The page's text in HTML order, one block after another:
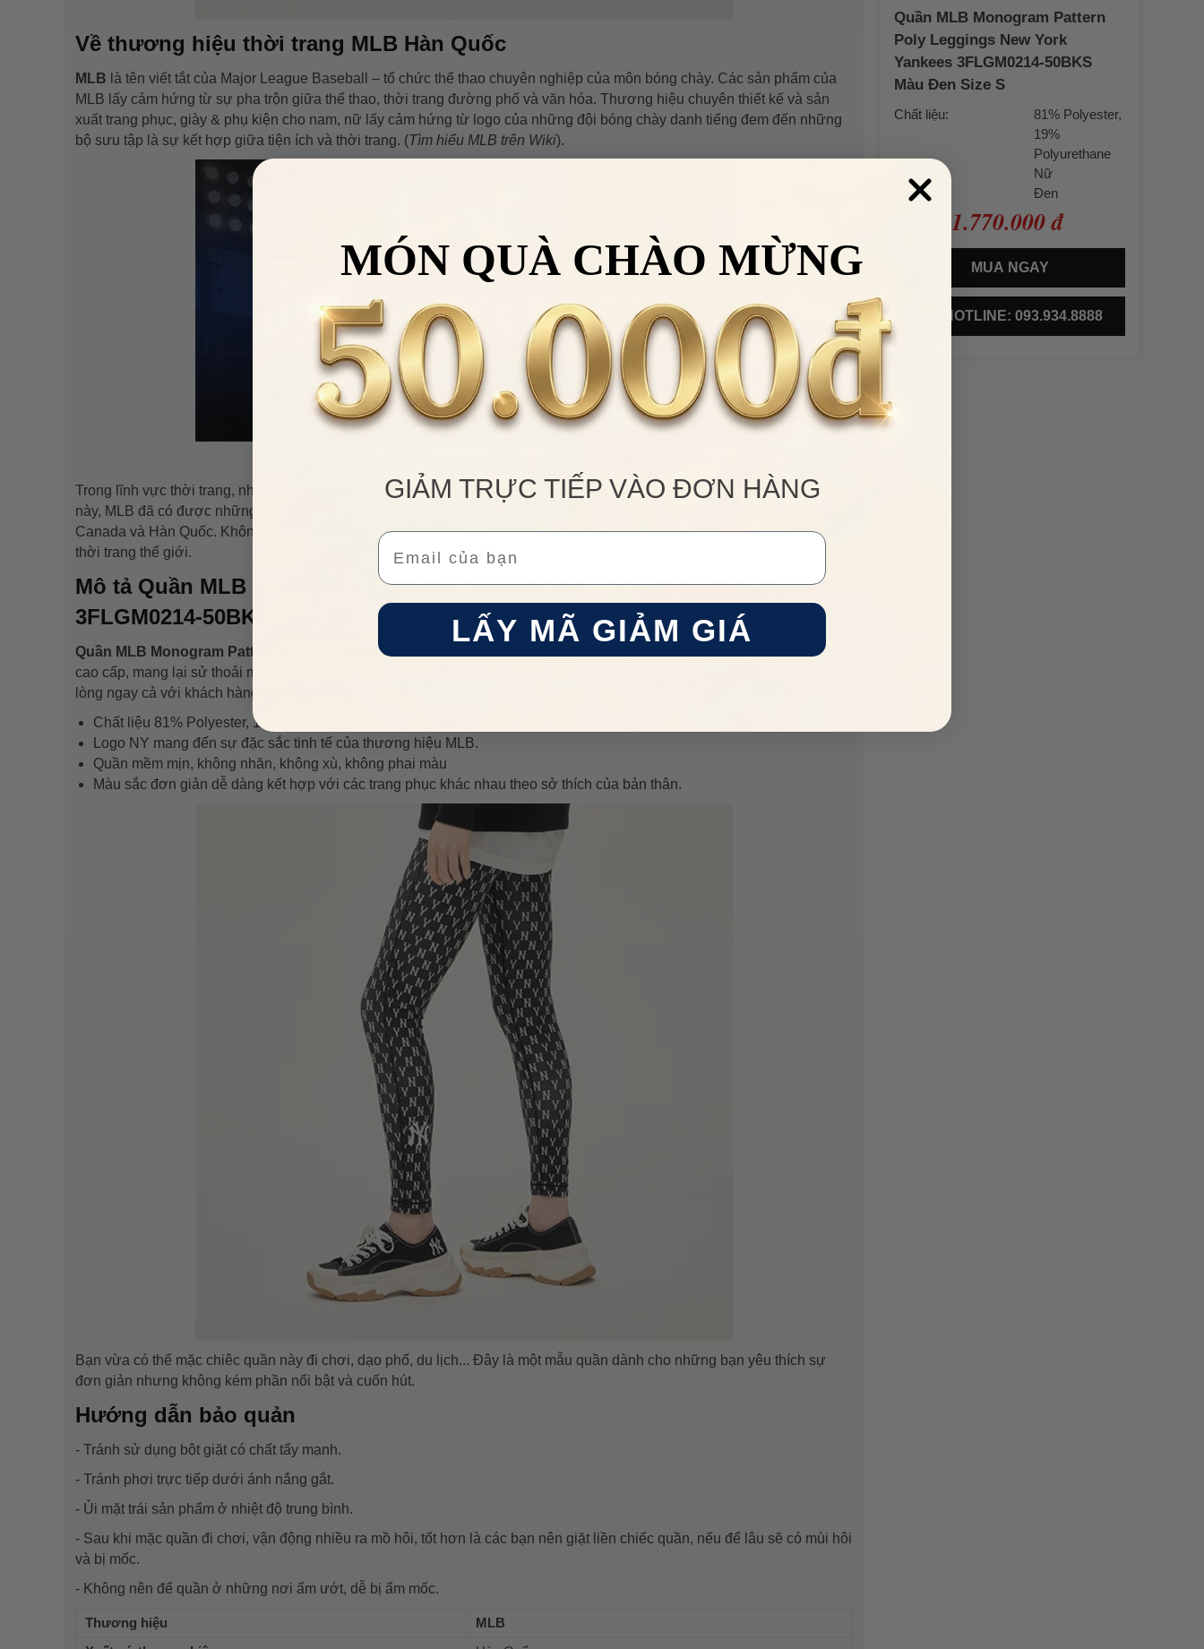
Về thương hiệu thời trang MLB Hàn Quốc
MLB là tên viết tắt của Major League Baseball – tổ chức thể thao chuyên nghiệp của môn bóng chày. Các sản phẩm của
MLB lấy cảm hứng từ sự pha trộn giữa thể thao, thời trang đường phố và văn hóa. Thương hiệu chuyên thiết kế và sản
xuất trang phục, giày & phụ kiện cho nam, nữ lấy cảm hứng từ logo của những đội bóng chày danh tiếng đem đến những
bộ sưu tập là sự kết hợp giữa tiện ích và thời trang. (Tìm hiểu MLB trên Wiki).
Trong lĩnh vực thời trang, nhờ việc sản xuất những trang phục và phụ kiện cho những đội tuyển bóng chày thuộc tổ chức
này, MLB đã có được những thành công lớn khi thuyết phục được những tín đồ đam mê bóng chày trên toàn nước Mỹ,
Canada và Hàn Quốc. Không những vậy, những dòng sản phẩm này cũng có tầm ảnh hưởng và có một vị trí trong làng
thời trang thế giới.
Mô tả Quần MLB Monogram Pattern Poly Leggings New York Yankees
3FLGM0214-50BKS Màu Đen
Quần MLB Monogram Pattern Poly Leggings New York Yankees 3FLGM0214-50BKS Màu Đen
được làm từ chất liệu
cao cấp, mang lại sử thoải mái, thoáng mát cho người mặc. Form quần chuẩn đẹp từng đường kim mũi chỉ đảm bảo hài
lòng ngay cả với khách hàng khó tính nổi trội.
Chất liệu 81% Polyester, 19% Polyurethane mang lại cảm giác nhẹ nhàng và mềm mại khi mặc.
Logo NY mang đến sự đặc sắc tinh tế của thương hiệu MLB.
Quần mềm mịn, không nhăn, không xù, không phai màu
Màu sắc đơn giản dễ dàng kết hợp với các trang phục khác nhau theo sở thích của bản thân.
Bạn vừa có thể mặc chiêc quần này đi chơi, dạo phố, du lịch... Đây là một mẫu quần dành cho những bạn yêu thích sự
đơn giản nhưng không kém phần nổi bật và cuốn hút.
Hướng dẫn bảo quản
- Tránh sử dụng bột giặt có chất tẩy mạnh.
- Tránh phơi trực tiếp dưới ánh nắng gắt.
- Ủi mặt trái sản phẩm ở nhiệt độ trung bình.
- Sau khi mặc quần đi chơi, vận động nhiều ra mồ hôi, tốt hơn là các bạn nên giặt liền chiếc quần, nếu để lâu sẽ có mùi hôi
và bị mốc.
- Không nên để quần ở những nơi ẩm ướt, dễ bị ẩm mốc.
Thương hiệu
MLB
Quần MLB Monogram Pattern
Poly Leggings New York
Yankees 3FLGM0214-50BKS
Màu Đen Size S
Chất liệu:
81% Polyester,
19%
Polyurethane
Giới tính:
Nữ
Màu sắc:
Đen
1.770.000 đ
MUA NGAY
HOTLINE: 093.934.8888
MÓN QUÀ CHÀO MỪNG
GIẢM TRỰC TIẾP VÀO ĐƠN HÀNG
Email
LẤY MÃ GIẢM GIÁ